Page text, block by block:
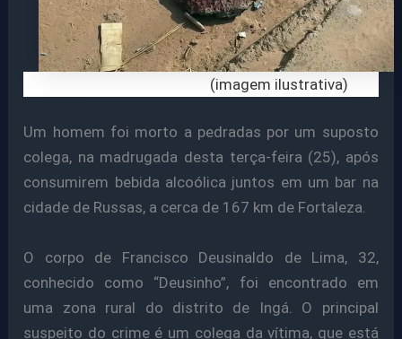
(imagem ilustrativa)
Um homem foi morto a pedradas por um suposto
colega, na madrugada desta terça-feira (25), após
consumirem bebida alcoólica juntos em um bar na
cidade de Russas, a cerca de 167 km de Fortaleza.
O corpo de Francisco Deusinaldo de Lima, 32,
conhecido como “Deusinho”, foi encontrado em
uma zona rural do distrito de Ingá. O principal
suspeito do crime é um colega da vítima, que está